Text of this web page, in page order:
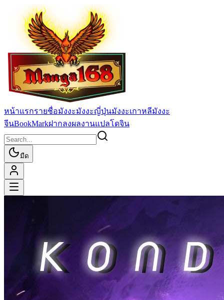
หน้าแรกรายชื่อมังงะมังงะญี่ปุ่นมังงะเกาหลีมังงะ
จีนBookMarkฝากลงผลงานแปลโดจิน
มืด